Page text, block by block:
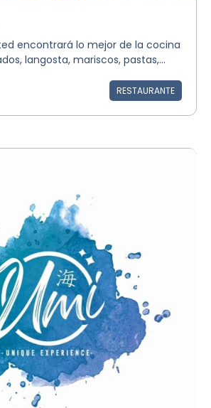
encontrará lo mejor de la cocina
langosta, mariscos, pastas,...
RESTAURANTE